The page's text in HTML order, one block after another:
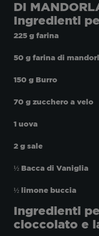
DI
Ingredienti
225 g farina
50 g farina di
150 g Burro
70 g zucchero a velo
1 uova
2 g sale
½ Bacca di Vaniglia
½ limone buccia
Ingredienti
cioccolato e